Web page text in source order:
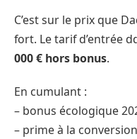
C’est sur le prix que
fort. Le tarif d’entrée
000 € hors bonus.
En cumulant :
– bonus écologique
– prime à la